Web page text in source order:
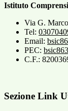
Istituto
Via G.
Tel:
Email:
PEC:
C.F.:
Sezione Link